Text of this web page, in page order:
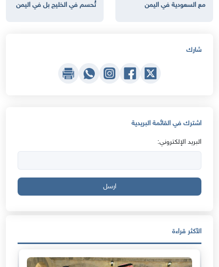
مع السعودية في اليمن
تُحسم في الخليج بل في اليمن
شارك
اشترك في القائمة البريدية
البريد الإلكتروني:
ارسل
الأكثر قراءة